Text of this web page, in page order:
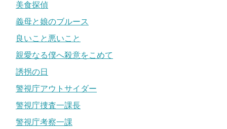
美食探偵
義母と娘のブルース
良いこと悪いこと
親愛なる僕へ殺意をこめて
誘拐の日
警視庁アウトサイダー
警視庁捜査一課長
警視庁考察一課